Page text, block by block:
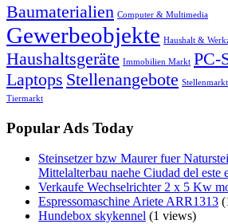
Baumaterialien Computer & Multimedia
Gewerbeobjekte Haushalt &
Haushaltsgeräte Immobilien Markt PC-
Laptops Stellenangebote Stellenmarkt
Tiermarkt
Popular Ads Today
Steinsetzer bzw Maurer fuer
Mittelalterbau naehe Ciudad del este
Verkaufe Wechselrichter 2 x 5 Kw
Espressomaschine Ariete ARR1313
Hundebox skykennel (1 views)